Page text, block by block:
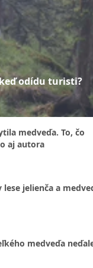
keď odídu turisti?
medveďa. To, čo
aj autora
jelienča a
medveďa